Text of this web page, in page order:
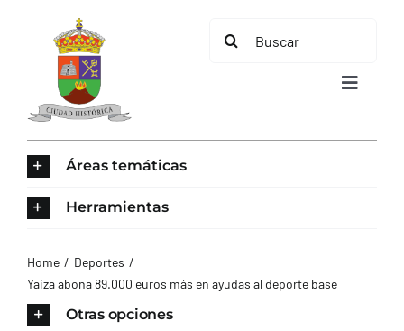
contenido
Buscar:
Toggle
AYUNTAMIENTO
Áreas temáticas
Herramientas
Home
Deportes
Yaiza abona 89.000 euros más en ayudas al deporte base
Otras opciones